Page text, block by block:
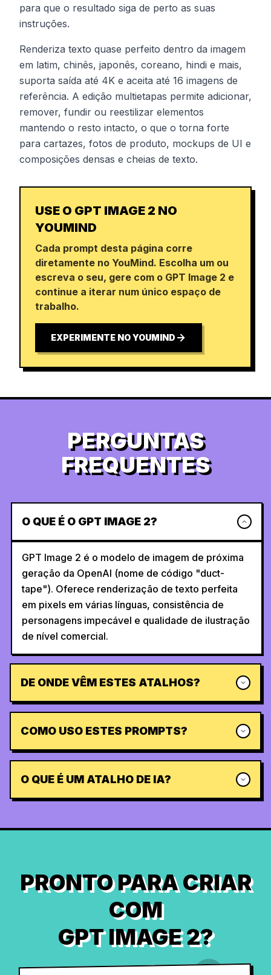
para que o resultado siga de perto as suas
instruções.
Renderiza texto quase perfeito dentro da imagem
em latim, chinês, japonês, coreano, hindi e mais,
suporta saída até 4K e aceita até 16 imagens de
referência. A edição multietapas permite adicionar,
remover, fundir ou reestilizar elementos
mantendo o resto intacto, o que o torna forte
para cartazes, fotos de produto, mockups de UI e
composições densas e cheias de texto.
USE O GPT IMAGE 2 NO
YOUMIND
Cada prompt desta página corre
diretamente no YouMind. Escolha um ou
escreva o seu, gere com o GPT Image 2 e
continue a iterar num único espaço de
trabalho.
EXPERIMENTE NO YOUMIND
PERGUNTAS
FREQUENTES
O QUE É O GPT IMAGE 2?
GPT Image 2 é o modelo de imagem de próxima
geração da OpenAI (nome de código "duct-
tape"). Oferece renderização de texto perfeita
em pixels em várias línguas, consistência de
personagens impecável e qualidade de ilustração
de nível comercial.
DE ONDE VÊM ESTES ATALHOS?
COMO USO ESTES PROMPTS?
O QUE É UM ATALHO DE IA?
PRONTO PARA CRIAR
COM
GPT IMAGE 2?